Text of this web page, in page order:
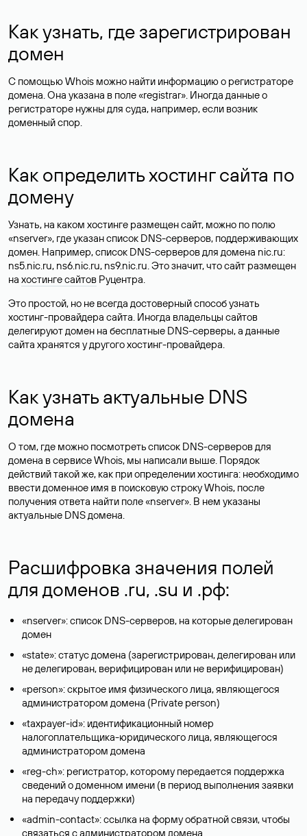
Как узнать, где зарегистрирован
домен
С помощью Whois можно найти информацию о регистраторе
домена. Она указана в поле «registrar». Иногда данные о
регистраторе нужны для суда, например, если возник
доменный спор.
Как определить хостинг сайта по
домену
Узнать, на каком хостинге размещен сайт, можно по полю
«nserver», где указан список DNS-серверов, поддерживающих
домен. Например, список DNS-серверов для домена nic.ru:
ns5.nic.ru, ns6.nic.ru, ns9.nic.ru. Это значит, что сайт размещен
на хостинге сайтов Руцентра.
Это простой, но не всегда достоверный способ узнать
хостинг-провайдера сайта. Иногда владельцы сайтов
делегируют домен на бесплатные DNS-серверы, а данные
сайта хранятся у другого хостинг-провайдера.
Как узнать актуальные DNS
домена
О том, где можно посмотреть список DNS-серверов для
домена в сервисе Whois, мы написали выше. Порядок
действий такой же, как при определении хостинга: необходимо
ввести доменное имя в поисковую строку Whois, после
получения ответа найти поле «nserver». В нем указаны
актуальные DNS домена.
Расшифровка значения полей
для доменов .ru, .su и .рф:
«nserver»: список DNS-серверов, на которые делегирован
домен
«state»: статус домена (зарегистрирован, делегирован или
не делегирован, верифицирован или не верифицирован)
«person»: скрытое имя физического лица, являющегося
администратором домена (Privatе person)
«taxpayer-id»: идентификационный номер
налогоплательщика-юридического лица, являющегося
администратором домена
«reg-ch»: регистратор, которому передается поддержка
сведений о доменном имени (в период выполнения заявки
на передачу поддержки)
«admin-contact»: ссылка на форму обратной связи, чтобы
связаться с администратором домена